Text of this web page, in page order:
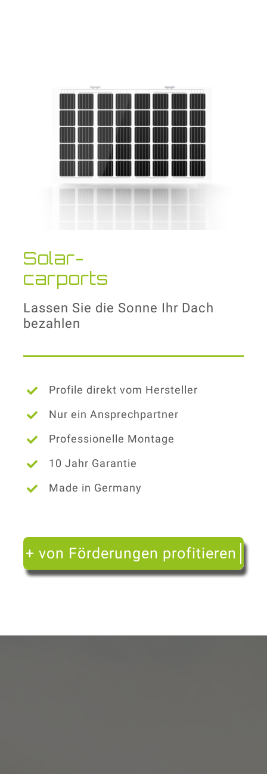
Solar-
carports
Lassen Sie die Sonne Ihr Dach
bezahlen
Profile direkt vom Hersteller
Nur ein Ansprechpartner
Professionelle Montage
10 Jahr Garantie
Made in Germany